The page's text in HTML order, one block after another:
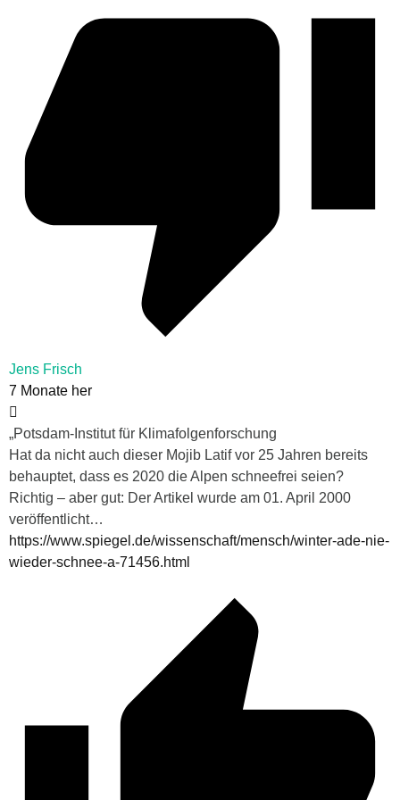
Jens Frisch
7 Monate her
„Potsdam-Institut für Klimafolgenforschung
Hat da nicht auch dieser Mojib Latif vor 25 Jahren bereits
behauptet, dass es 2020 die Alpen schneefrei seien?
Richtig – aber gut: Der Artikel wurde am 01. April 2000
veröffentlicht…
https://www.spiegel.de/wissenschaft/mensch/winter-ade-nie-
wieder-schnee-a-71456.html